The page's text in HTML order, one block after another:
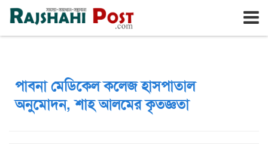
রাজশাহী শুক্রবার, ৭ই আগস্ট ২০২৬, ২৪শে শ্রাবণ ১৪৩৩
পাবনা মেডিকেল কলেজ হাসপাতাল
অনুমোদন, শাহ আলমের কৃতজ্ঞতা